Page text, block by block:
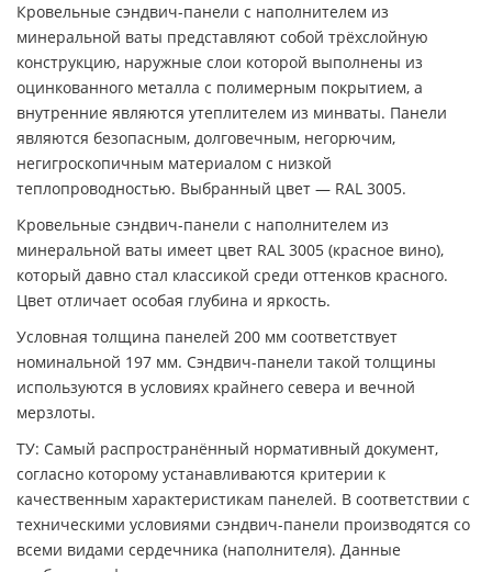
Кровельные сэндвич-панели с наполнителем из
минеральной ваты представляют собой трёхслойную
конструкцию, наружные слои которой выполнены из
оцинкованного металла с полимерным покрытием, а
внутренние являются утеплителем из минваты. Панели
являются безопасным, долговечным, негорючим,
негигроскопичным материалом с низкой
теплопроводностью. Выбранный цвет — RAL 3005.
Кровельные сэндвич-панели с наполнителем из
минеральной ваты имеет цвет RAL 3005 (красное вино),
который давно стал классикой среди оттенков красного.
Цвет отличает особая глубина и яркость.
Условная толщина панелей 200 мм соответствует
номинальной 197 мм. Сэндвич-панели такой толщины
используются в условиях крайнего севера и вечной
мерзлоты.
ТУ: Самый распространённый нормативный документ,
согласно которому устанавливаются критерии к
качественным характеристикам панелей. В соответствии с
техническими условиями сэндвич-панели производятся со
всеми видами сердечника (наполнителя). Данные